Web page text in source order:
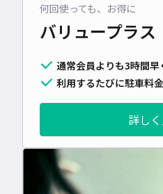
何回使っても、お得に
バリュープラス
通常会員よりも3時間早
利用するたびに駐車料
詳し